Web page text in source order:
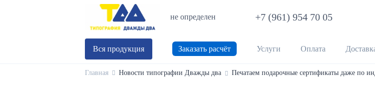
не определен +7 (961) 954 70 05
Вся продукция Заказать расчёт Услуги Оплата
Главная Новости типографии Дважды два Печатаем подарочные сертификаты даже по